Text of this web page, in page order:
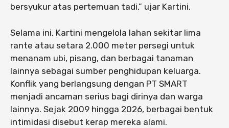
bersyukur atas pertemuan tadi,” ujar Kartini.
Selama ini, Kartini mengelola lahan sekitar lima
rante atau setara 2.000 meter persegi untuk
menanam ubi, pisang, dan berbagai tanaman
lainnya sebagai sumber penghidupan keluarga.
Konflik yang berlangsung dengan PT SMART
menjadi ancaman serius bagi dirinya dan warga
lainnya. Sejak 2009 hingga 2026, berbagai bentuk
intimidasi disebut kerap mereka alami.